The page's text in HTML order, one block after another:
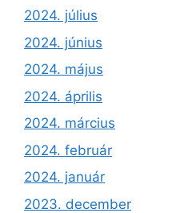
2024. július
2024. június
2024. május
2024. április
2024. március
2024. február
2024. január
2023. december